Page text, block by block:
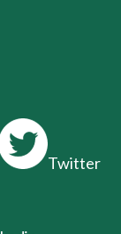
Twitter